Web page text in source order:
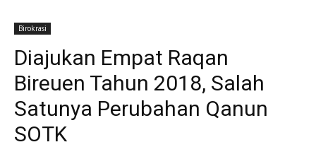
Birokrasi
Diajukan Empat Raqan
Bireuen Tahun 2018, Salah
Satunya Perubahan Qanun
SOTK